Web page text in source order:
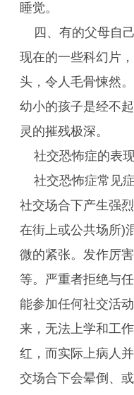
睡觉。
四、有的父母自
现在的一些科幻片
头，令人毛骨悚然
幼小的孩子是经不
灵的摧残极深。
社交恐怖症的表
社交恐怖症常见
社交场合下产生强
在街上或公共场所)
微的紧张。发作厉
等。严重者拒绝与
能参加任何社交活
来，无法上学和工
红，而实际上病人
交场合下会晕倒、